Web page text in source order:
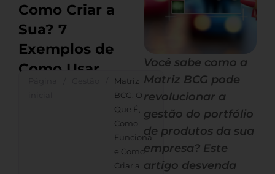
Como Criar a
Sua? 7
Exemplos de
Como Usar
Matriz
BCG: O
Que É,
Como
Funciona
e Como
Criar a
Você sabe como a
Matriz BCG pode
revolucionar a
gestão do portfólio
de produtos da sua
empresa? Este
artigo desvenda